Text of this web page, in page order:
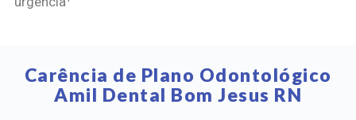
Carência de Plano Odontológico
Amil Dental Bom Jesus RN